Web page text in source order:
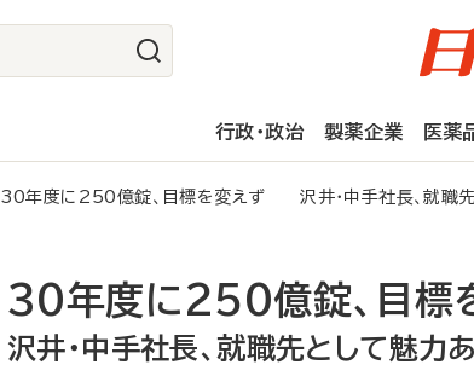
行政・政治 製薬企業 医薬
30年度に250億錠、目標を変えず 沢井・中手社長、就職先
30年度に250億錠、目標
沢井・中手社長、就職先として魅力